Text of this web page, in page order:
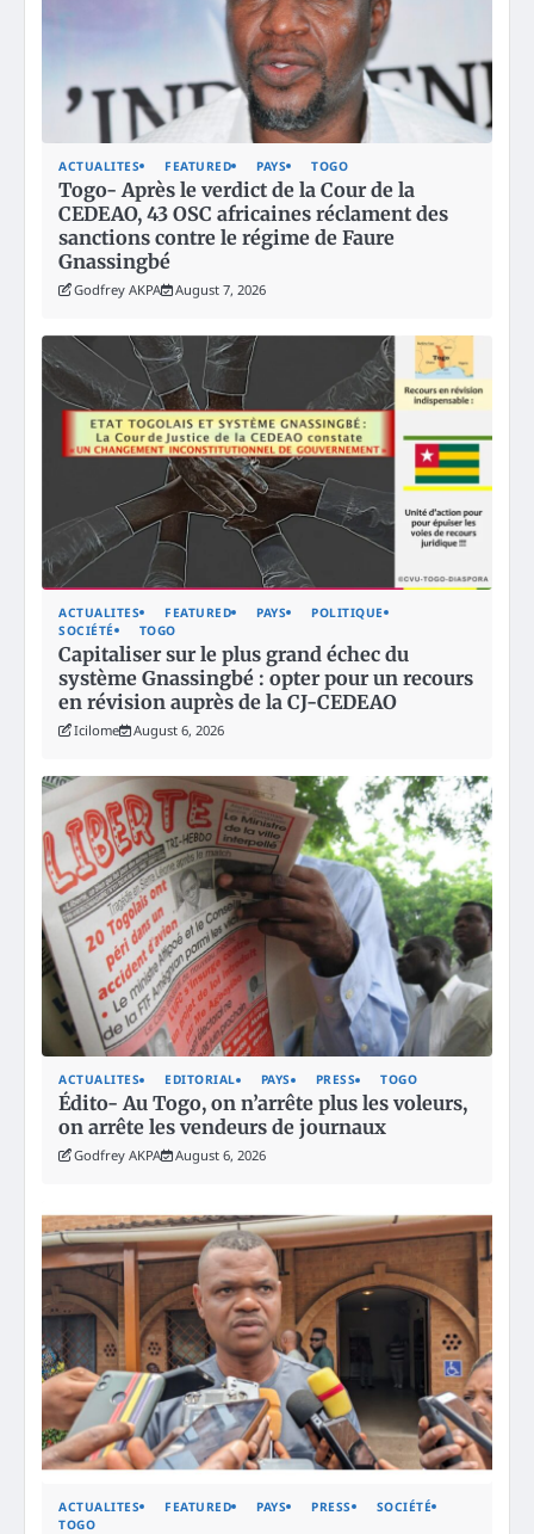
ACTUALITES FEATURED PAYS TOGO
Togo- Après le verdict de la Cour de la
CEDEAO, 43 OSC africaines réclament des
sanctions contre le régime de Faure
Gnassingbé
Godfrey AKPA August 7, 2026
ACTUALITES FEATURED PAYS
POLITIQUE
SOCIÉTÉ
TOGO
Capitaliser sur le plus grand échec du
système Gnassingbé : opter pour un recours
en révision auprès de la CJ-CEDEAO
Icilome August 6, 2026
ACTUALITES EDITORIAL PAYS PRESS TOGO
Édito- Au Togo, on n’arrête plus les voleurs,
on arrête les vendeurs de journaux
Godfrey AKPA August 6, 2026
ACTUALITES FEATURED PAYS PRESS
SOCIÉTÉ
TOGO